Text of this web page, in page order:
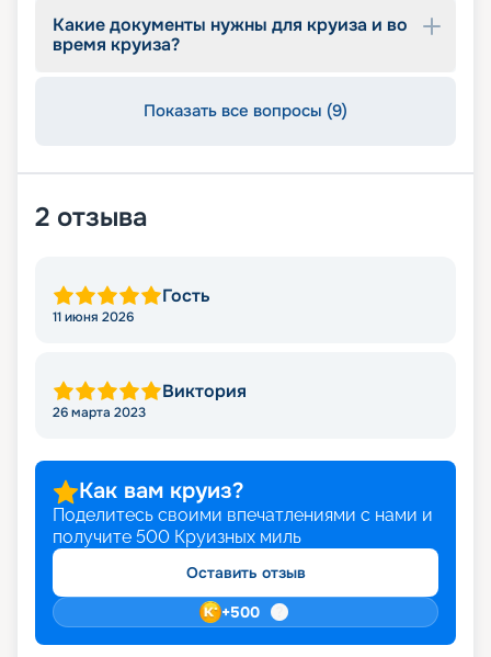
оказывать информационную поддержку на
протяжении круиза. Бронируйте путевки и
отправляйтесь в сказочное путешествие на
Какие документы нужны для круиза и во
время круиза?
Показать все вопросы (9)
2 отзыва
Гость
11 июня 2026
Виктория
26 марта 2023
Как вам круиз?
Поделитесь своими впечатлениями с нами и
получите 500 Круизных миль
Оставить отзыв
+500